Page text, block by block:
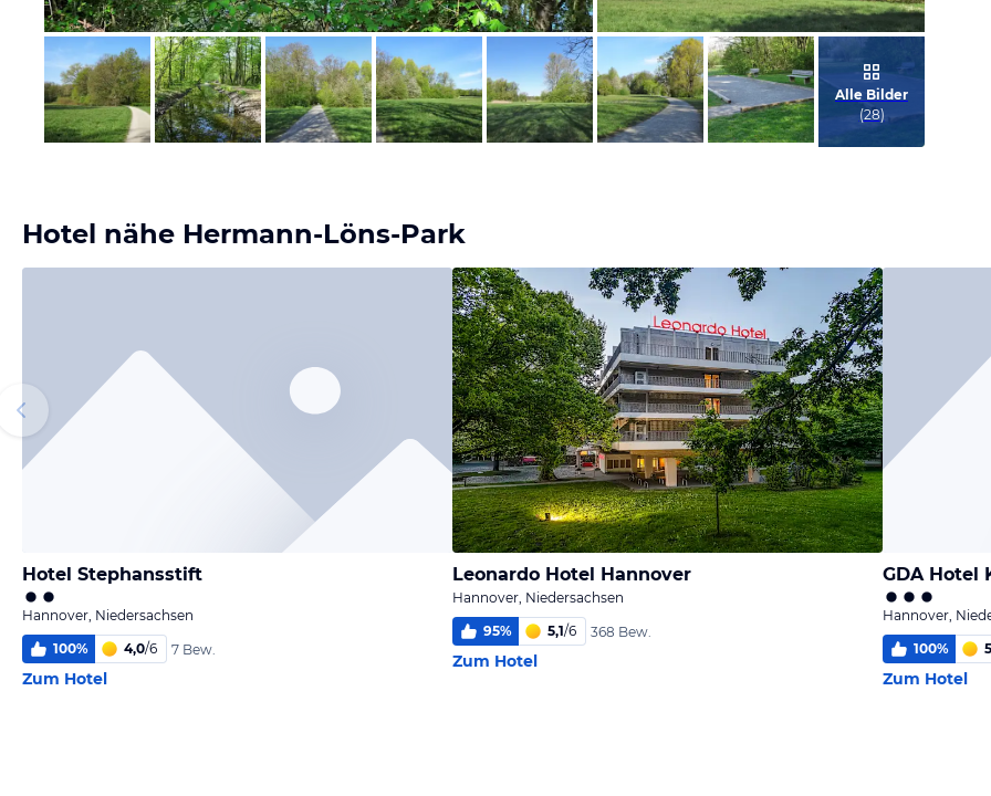
Bild melden
von Jörn
Bild melden
von Jörn
Alle Bilder
(28)
Hotel nähe Hermann-Löns-Park
Hotel Stephansstift
Hannover, Niedersachsen
100% 4,0/6 7 Bew.
Zum Hotel
Leonardo Hotel Hannover
Hannover, Niedersachsen
95% 5,1/6 368 Bew.
Zum Hotel
GDA Hotel
Hannover,
100%
Zum Hotel